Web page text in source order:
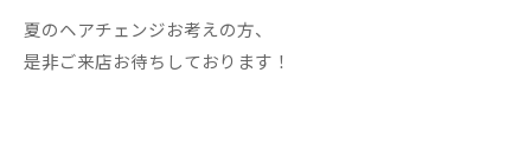
夏のヘアチェンジお考えの方、
是非ご来店お待ちしております！